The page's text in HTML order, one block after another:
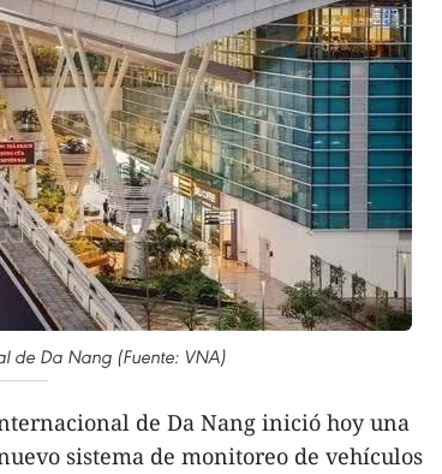
de Da Nang (Fuente: VNA)
de Da Nang inició hoy una
sistema de monitoreo de vehículos